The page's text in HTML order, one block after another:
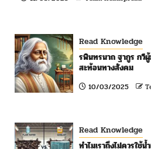
Read Knowledge
รพินทรนาถ ฐากูร กวี
สะท้อนทางสังคม
10/03/2025
Read Knowledge
ทำไมเราถึงไม่ควรใช้